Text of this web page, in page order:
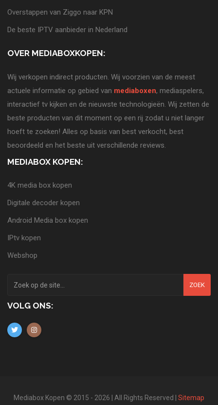
Overstappen van Ziggo naar KPN
De beste IPTV aanbieder in Nederland
OVER MEDIABOXKOPEN:
Wij verkopen indirect producten. Wij voorzien van de meest
actuele informatie op gebied van mediaboxen, mediaspelers,
interactief tv kijken en de nieuwste technologieën. Wij zetten de
beste producten van dit moment op een rij zodat u niet langer
hoeft te zoeken! Alles op basis van best verkocht, best
beoordeeld en het beste uit verschillende reviews.
MEDIABOX KOPEN:
4K media box kopen
Digitale decoder kopen
Android Media box kopen
IPtv kopen
Webshop
ZOEK
VOLG ONS:
Mediabox Kopen © 2015 - 2026 | All Rights Reserved | Sitemap